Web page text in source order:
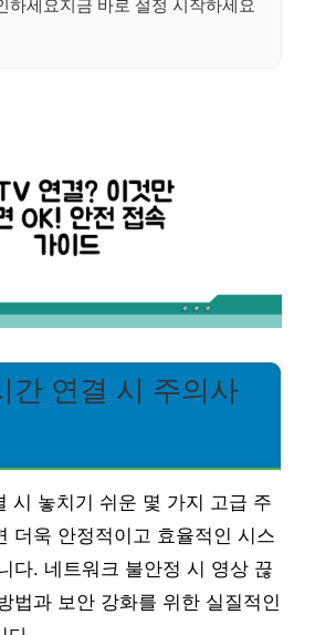
간 연결 시 주의사
시 놓치기 쉬운 몇 가지 고급 주
더욱 안정적이고 효율적인 시스
다. 네트워크 불안정 시 영상 끊
법과 보안 강화를 위한 실질적인